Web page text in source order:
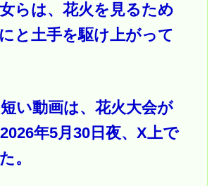
らは、花火を見るため
と土手を駆け上がって
い動画は、花火大会が
年5月30日夜、X上で
。